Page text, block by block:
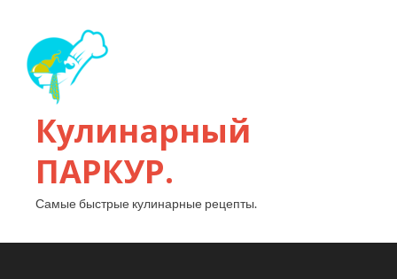
Кулинарный
ПАРКУР.
Самые быстрые кулинарные рецепты.